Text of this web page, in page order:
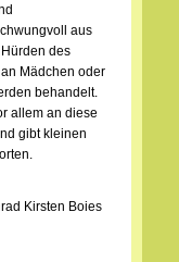
aus
des
Mädchen oder
behandelt.
allem an diese
gibt kleinen
Kirsten Boies